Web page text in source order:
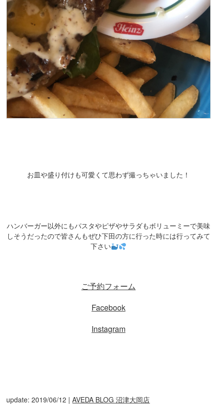
お皿や盛り付けも可愛くて思わず撮っちゃいました！
ハンバーガー以外にもパスタやピザやサラダもボリューミーで美味
しそうだったので皆さんもぜひ下田の方に行った時には行ってみて
下さい
ご予約フォーム
Facebook
Instagram
update: 2019/06/12 |AVEDA BLOG 沼津大岡店